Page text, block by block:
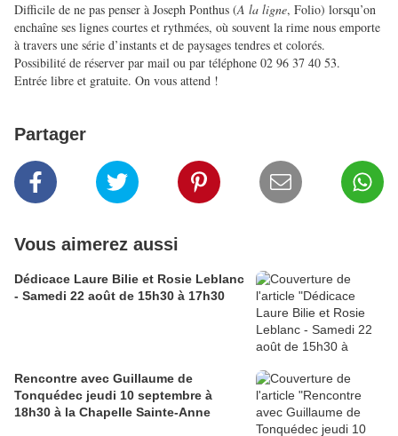
Difficile de ne pas penser à Joseph Ponthus (A la ligne, Folio) lorsqu’on
enchaîne ses lignes courtes et rythmées, où souvent la rime nous emporte
à travers une série d’instants et de paysages tendres et colorés.
Possibilité de réserver par mail ou par téléphone 02 96 37 40 53.
Entrée libre et gratuite. On vous attend !
Partager
Vous aimerez aussi
Dédicace Laure Bilie et Rosie Leblanc
- Samedi 22 août de 15h30 à 17h30
Rencontre avec Guillaume de
Tonquédec jeudi 10 septembre à
18h30 à la Chapelle Sainte-Anne